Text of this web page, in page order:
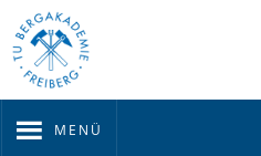
MENÜ